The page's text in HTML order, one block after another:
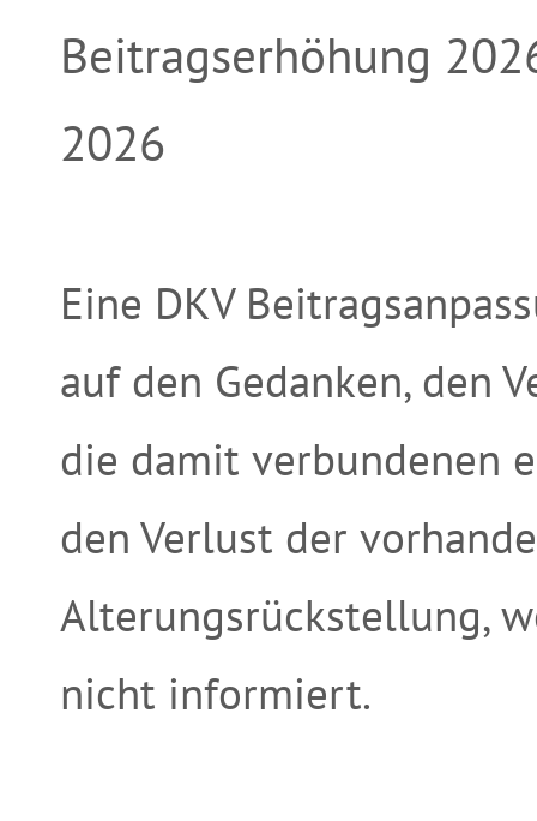
Beitragserhöhung
2026
Eine DKV
auf den Gedanken, den
die damit verbundenen
den Verlust der
Alterungsrückstellung,
nicht informiert.